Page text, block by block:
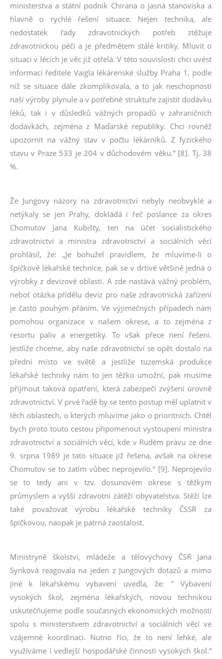
ministerstva a státní podnik Chirana o jasná stanoviska a
hlavně o rychlé řešení situace. Nejen technika, ale
nedostatek řady zdravotnických potřeb ztěžuje
zdravotnickou péči a je předmětem stálé kritiky. Mluvit o
situaci v lécích je věc již otřelá. V této souvislosti chci uvést
informaci ředitele Vaigla lékárenské služby Praha 1, podle
níž se situace dále zkomplikovala, a to jak neschopností
naší výroby plynule a v potřebné struktuře zajistit dodávku
léků, tak i v důsledků vážných propadů v zahraničních
dodávkách, zejména z Maďarské republiky. Chci rovněž
upozornit na vážný stav v počtu lékárníků. Z fyzického
stavu v Praze 533 je 204 v důchodovém věku.“ [8]. Tj. 38
%.
Že Jungovy názory na zdravotnictví nebyly neobvyklé a
netýkaly se jen Prahy, dokládá i řeč poslance za okres
Chomutov Jana Kubišty, ten na účet socialistického
zdravotnictví a ministra zdravotnictví a sociálních věcí
prohlásil, že: „Je bohužel pravidlem, že mluvíme-li o
špičkové lékařské technice, pak se v drtivé většině jedná o
výrobky z devizové oblasti. A zde nastává vážný problém,
neboť otázka přídělu deviz pro naše zdravotnická zařízení
je často pouhým přáním. Ve výjimečných případech nám
pomohou organizace v našem okrese, a to zejména z
resortu paliv a energetiky. To však přece není řešení.
Jestliže chceme, aby naše zdravotnictví se opět dostalo na
přední místo ve světě a jestliže tuzemská produkce
lékařské techniky nám to jen těžko umožní, pak musíme
přijmout taková opatření, která zabezpečí zvýšení úrovně
zdravotnictví. V prvé řadě by se tento postup měl uplatnit v
těch oblastech, o kterých mluvíme jako o prioritních. Chtěl
bych proto touto cestou připomenout vystoupení ministra
zdravotnictví a sociálních věcí, kde v Rudém právu ze dne
9. srpna 1989 je tato situace již řešena, avšak na okrese
Chomutov se to zatím vůbec neprojevilo.“ [9]. Neprojevilo
se to tedy ani v tzv. dosunovém okrese s těžkým
průmyslem a vyšší zdravotní zátěží obyvatelstva. Stěží lze
také považovat výrobu lékařské techniky ČSSR za
špičkovou, naopak je patrná zaostalost.
Ministryně školství, mládeže a tělovýchovy ČSR Jana
Synková reagovala na jeden z Jungových dotazů a mimo
jiné k lékařskému vybavení uvedla, že: " Vybavení
vysokých škol, zejména lékařských, novou technikou
uskutečňujeme podle současných ekonomických možností
spolu s ministerstvem zdravotnictví a sociálních věcí ve
vzájemné koordinaci. Nutno říci, že to není lehké, ale
využíváme i vedlejší hospodářské činnosti vysokých škol.“